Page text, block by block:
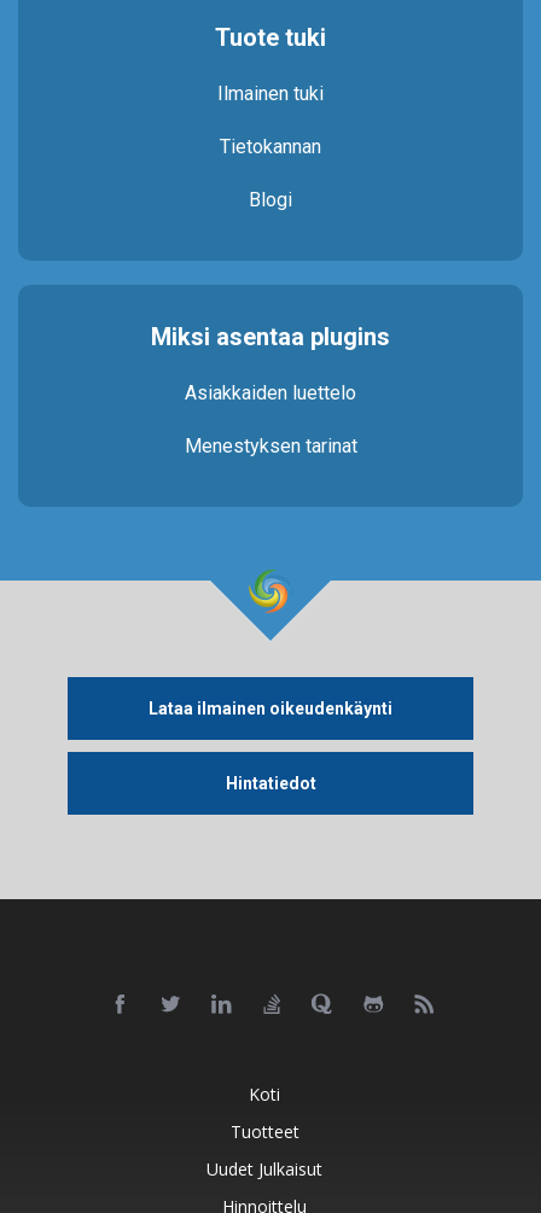
Tuote tuki
Ilmainen tuki
Tietokannan
Blogi
Miksi asentaa plugins
Asiakkaiden luettelo
Menestyksen tarinat
Lataa ilmainen oikeudenkäynti
Hintatiedot
Koti
Tuotteet
Uudet Julkaisut
Hinnoittelu